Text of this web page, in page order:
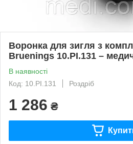
Воронка для зигля з
Bruenings 10.PI.131 –
В наявності
Код: 10.PI.131
Роздріб
1 286 ₴